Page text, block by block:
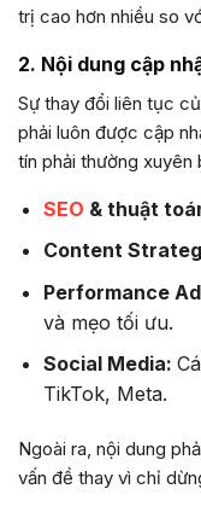
trị cao hơn nhiều so
2. Nội dung cập
Sự thay đổi liên tục
phải luôn được cập
tín phải thường xuyên
SEO & thuật
Content
Performance
và mẹo tối ưu.
Social Media:
TikTok, Meta.
Ngoài ra, nội dung
vấn đề thay vì chỉ